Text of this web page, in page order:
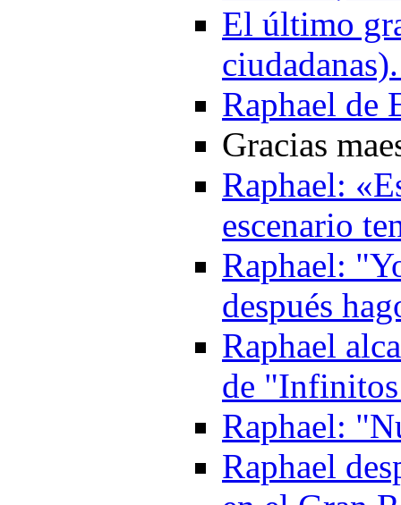
El último
Raphael de
Gracias
Raphael:
escenario
Raphael:
después
Raphael
de
Raphael:
Raphael